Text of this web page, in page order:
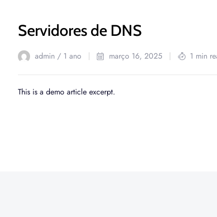
Servidores de DNS
admin / 1 ano março 16, 2025 1 min
This is a demo article excerpt.